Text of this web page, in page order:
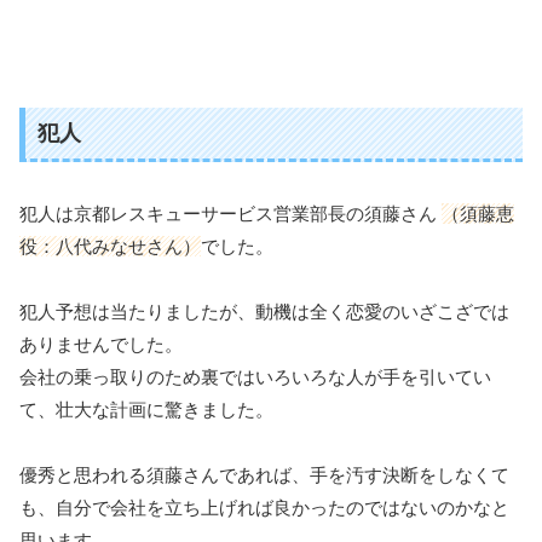
犯人
犯人は京都レスキューサービス営業部長の須藤さん （須藤恵
役：八代みなせさん）でした。
犯人予想は当たりましたが、動機は全く恋愛のいざこざでは
ありませんでした。
会社の乗っ取りのため裏ではいろいろな人が手を引いてい
て、壮大な計画に驚きました。
優秀と思われる須藤さんであれば、手を汚す決断をしなくて
も、自分で会社を立ち上げれば良かったのではないのかなと